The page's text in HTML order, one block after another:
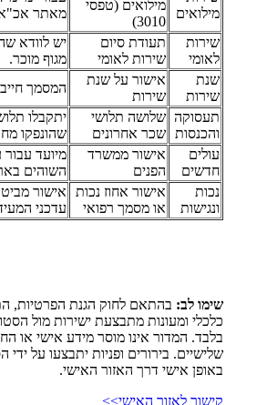
מילואים
מילואים (טפסי
3010)
מאתר
שירות
לאומי
תעודת סיום
שירות לאומי
יש לוודא
מגוף מוכר.
שנת
שירות
אישור על שנת
שירות
המסמך
תעסוקה
והכנסות
שלושה תלושי
שכר אחרונים
יתקבלו
שהונפקו
עולים
חדשים
אישור ממשרד
הפנים
מיועד
השוהים בארץ
נכות
ונגישות
אישור אחוז נכות
או מסמך רפואי
אישור
עדכני
שימו לב: בהתאם לחוק הגנת הפרטיות,
כלכלי ומעונות מתבצעת ישירות מול
בלבד. המדור אינו מוסר מידע אישי או
שלישיים. בירורים ופניות יתבצעו על
באופן אישי דרך האזור האישי.
קישור לאזור האישי>>